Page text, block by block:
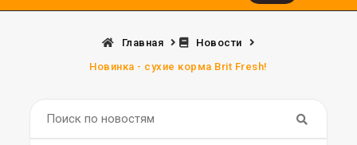
Главная
Новости
Новинка - сухие корма Brit Fresh!